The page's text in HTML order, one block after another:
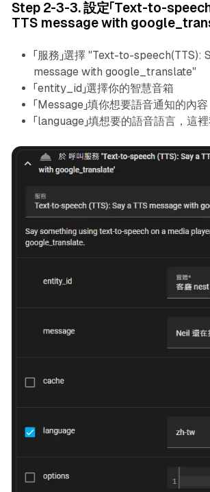
Step 2-3-3. 設定「Text-to-
TTS message with
「服務」選擇 "Text-to-speech(TTS):
message with google_translate"
「entity_id」選擇你的智慧音箱
「Message」填你想要語音通知的內容
「language」填想要的語音語言，這